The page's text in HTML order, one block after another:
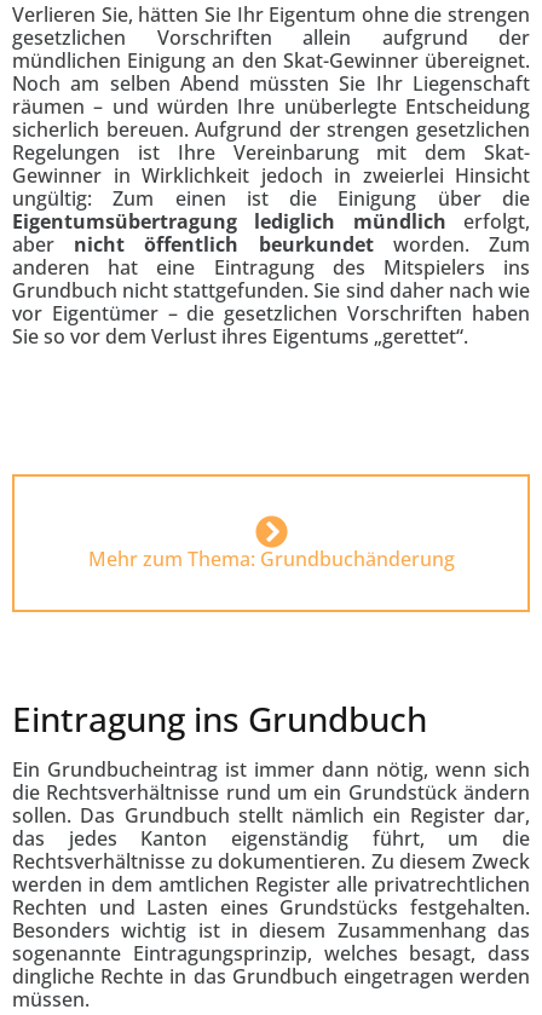
Verlieren Sie, hätten Sie Ihr Eigentum ohne die strengen
gesetzlichen Vorschriften allein aufgrund der
mündlichen Einigung an den Skat-Gewinner übereignet.
Noch am selben Abend müssten Sie Ihr Liegenschaft
räumen – und würden Ihre unüberlegte Entscheidung
sicherlich bereuen. Aufgrund der strengen gesetzlichen
Regelungen ist Ihre Vereinbarung mit dem Skat-
Gewinner in Wirklichkeit jedoch in zweierlei Hinsicht
ungültig: Zum einen ist die Einigung über die
Eigentumsübertragung lediglich mündlich erfolgt,
aber nicht öffentlich beurkundetworden. Zum
anderen hat eine Eintragung des Mitspielers ins
Grundbuch nicht stattgefunden. Sie sind daher nach wie
vor Eigentümer – die gesetzlichen Vorschriften haben
Sie so vor dem Verlust ihres Eigentums „gerettet“.
Mehr zum Thema: Grundbuchänderung
Eintragung ins Grundbuch
Ein Grundbucheintrag ist immer dann nötig, wenn sich
die Rechtsverhältnisse rund um ein Grundstück ändern
sollen. Das Grundbuch stellt nämlich ein Register dar,
das jedes Kanton eigenständig führt, um die
Rechtsverhältnisse zu dokumentieren. Zu diesem Zweck
werden in dem amtlichen Register alle privatrechtlichen
Rechten und Lasten eines Grundstücks festgehalten.
Besonders wichtig ist in diesem Zusammenhang das
sogenannte Eintragungsprinzip, welches besagt, dass
dingliche Rechte in das Grundbuch eingetragen werden
müssen.